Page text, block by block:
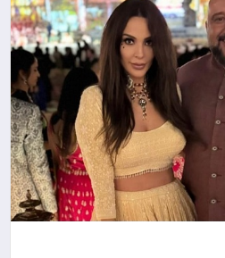
EĞITIM
EKONOMI
TEKNOLOJI